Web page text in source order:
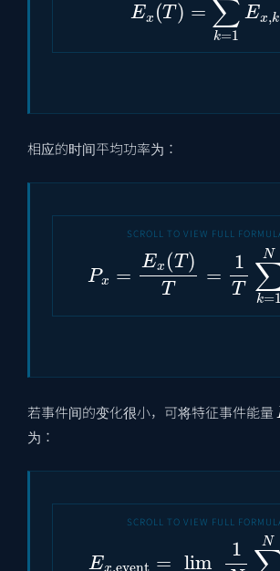
相应的时间平均功率为：
(T T=1 k 1N
若事件间的变化很小，可将特征事件能量
为：
event=limN→ ∞1N∑k